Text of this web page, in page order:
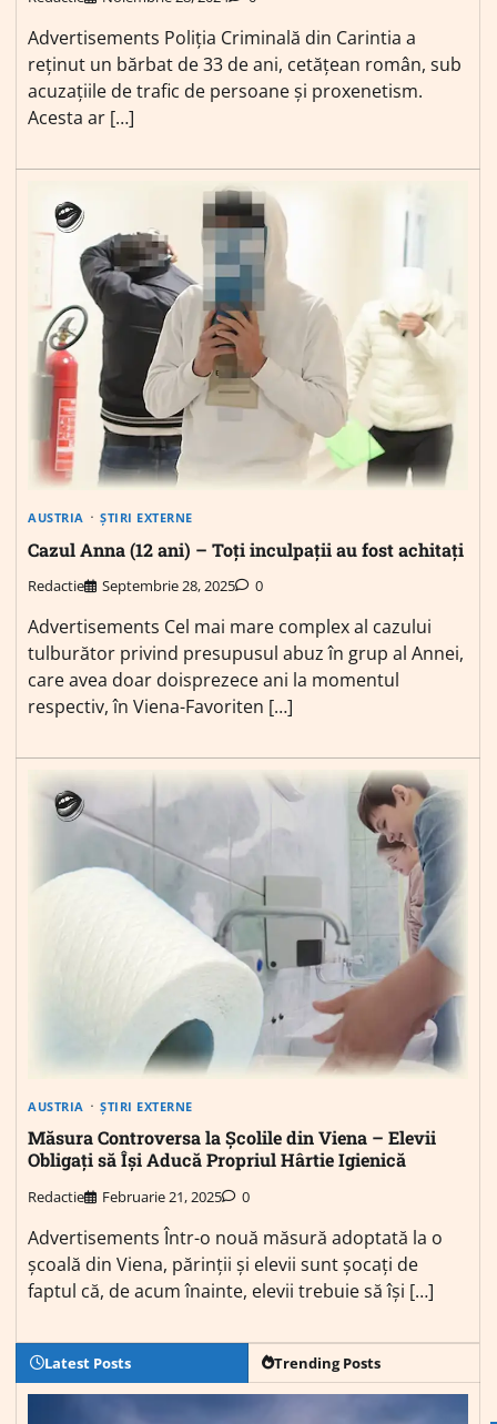
Advertisements Poliția Criminală din Carintia a
reținut un bărbat de 33 de ani, cetățean român, sub
acuzațiile de trafic de persoane și proxenetism.
Acesta ar […]
AUSTRIA ȘTIRI EXTERNE
Cazul Anna (12 ani) – Toți inculpații au fost achitați
Redactie Septembrie 28, 2025 0
Advertisements Cel mai mare complex al cazului
tulburător privind presupusul abuz în grup al Annei,
care avea doar doisprezece ani la momentul
respectiv, în Viena-Favoriten […]
AUSTRIA ȘTIRI EXTERNE
Măsura Controversa la Școlile din Viena – Elevii
Obligați să Își Aducă Propriul Hârtie Igienică
Redactie Februarie 21, 2025 0
Advertisements Într-o nouă măsură adoptată la o
școală din Viena, părinții și elevii sunt șocați de
faptul că, de acum înainte, elevii trebuie să își […]
Latest Posts Trending Posts